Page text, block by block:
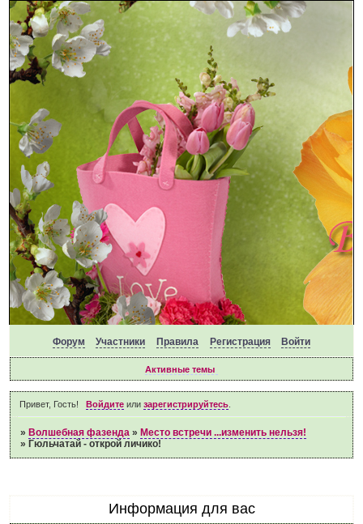
Форум Участники Правила Регистрация Войти
Активные темы
Привет, Гость! Войдитеили зарегистрируйтесь.
» Волшебная фазенда » Место встречи ...изменить нельзя!
» Гюльчатай - открой личико!
Информация для вас